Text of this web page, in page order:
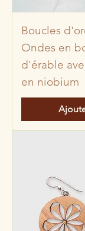
Boucles
Ondes en
d'érable
en niobium